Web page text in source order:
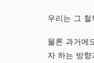
우리는 그
물론 과거에
자 하는 방